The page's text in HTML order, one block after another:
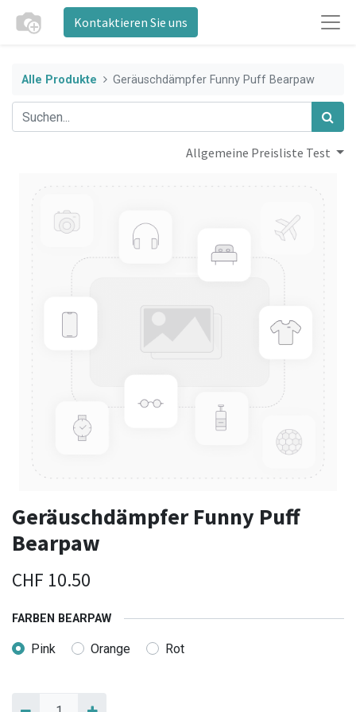
Kontaktieren Sie uns
Alle Produkte Geräuschdämpfer Funny Puff Bearpaw
Allgemeine Preisliste Test
Geräuschdämpfer Funny Puff
Bearpaw
CHF 10.50
FARBEN BEARPAW
Pink Orange Rot